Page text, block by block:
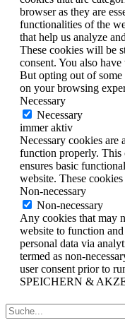
browser as they are
functionalities of the
that help us analyze
These cookies will be
consent. You also
But opting out of some
on your browsing
Necessary
Necessary
immer aktiv
Necessary cookies are
function properly. This
ensures basic
website. These
Non-necessary
Non-necessary
Any cookies that may
website to function
personal data via
termed as non-
user consent prior to
SPEICHERN &